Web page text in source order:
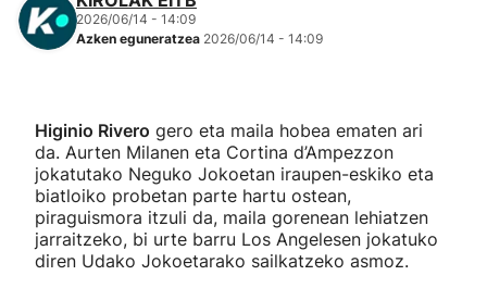
2026/06/14 - 14:09
Azken eguneratzea 2026/06/14 - 14:09
Higinio Rivero gero eta maila hobea ematen ari
da. Aurten Milanen eta Cortina d’Ampezzon
jokatutako Neguko Jokoetan iraupen-eskiko eta
biatloiko probetan parte hartu ostean,
piraguismora itzuli da, maila gorenean lehiatzen
jarraitzeko, bi urte barru Los Angelesen jokatuko
diren Udako Jokoetarako sailkatzeko asmoz.